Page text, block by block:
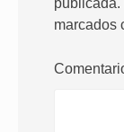
publicada.
marcados